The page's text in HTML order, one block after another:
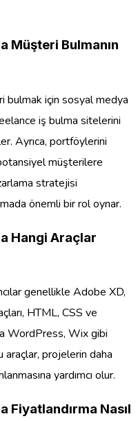
Müşteri Bulmanın
bulmak için sosyal medya
iş bulma sitelerini
Ayrıca, portföylerini
müşterilere
stratejisi
önemli bir rol oynar.
Hangi Araçlar
genellikle Adobe XD,
HTML, CSS ve
WordPress, Wix gibi
araçlar, projelerin daha
yardımcı olur.
Fiyatlandırma Nasıl